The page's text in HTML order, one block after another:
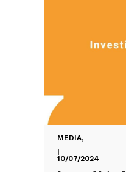
MEDIA,
|
10/07/2024